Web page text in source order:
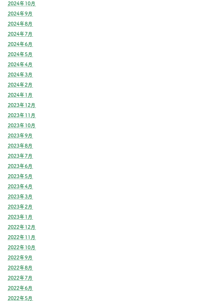
2024年10月
2024年9月
2024年8月
2024年7月
2024年6月
2024年5月
2024年4月
2024年3月
2024年2月
2024年1月
2023年12月
2023年11月
2023年10月
2023年9月
2023年8月
2023年7月
2023年6月
2023年5月
2023年4月
2023年3月
2023年2月
2023年1月
2022年12月
2022年11月
2022年10月
2022年9月
2022年8月
2022年7月
2022年6月
2022年5月